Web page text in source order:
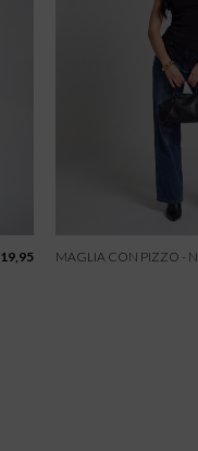
19,95 MAGLIA CON PIZZO -